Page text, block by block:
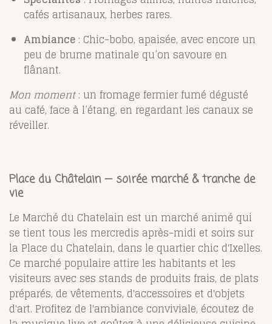
cafés artisanaux, herbes rares.
Ambiance : Chic-bobo, apaisée, avec encore un
peu de brume matinale qu’on savoure en
flânant.
Mon moment: un fromage fermier fumé dégusté
au café, face à l’étang, en regardant les canaux se
réveiller.
Place du Châtelain — soirée marché & tranche de
vie
Le Marché du Chatelain est un marché animé qui
se tient tous les mercredis après-midi et soirs sur
la Place du Chatelain, dans le quartier chic d'Ixelles.
Ce marché populaire attire les habitants et les
visiteurs avec ses stands de produits frais, de plats
préparés, de vêtements, d'accessoires et d'objets
d'art. Profitez de l'ambiance conviviale, écoutez de